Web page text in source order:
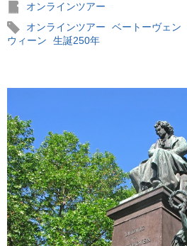
オンラインツアー
オンラインツアー
ベートーヴェン
ウィーン
生誕250年